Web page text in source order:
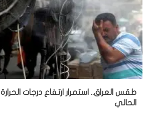
طقس العراق.. استمرار ارتفاع درجات
الحالي